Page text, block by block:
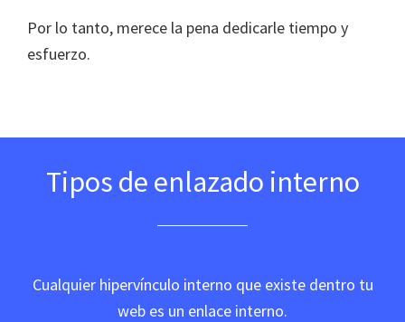
Por lo tanto, merece la pena dedicarle tiempo y
esfuerzo.
Tipos de enlazado interno
Cualquier hipervínculo interno que existe dentro tu
web es un enlace interno.